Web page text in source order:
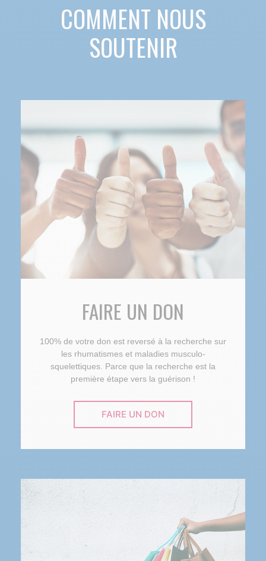
COMMENT NOUS
SOUTENIR
FAIRE UN DON
100% de votre don est reversé à la recherche sur
les rhumatismes et maladies musculo-
squelettiques. Parce que la recherche est la
première étape vers la guérison !
FAIRE UN DON